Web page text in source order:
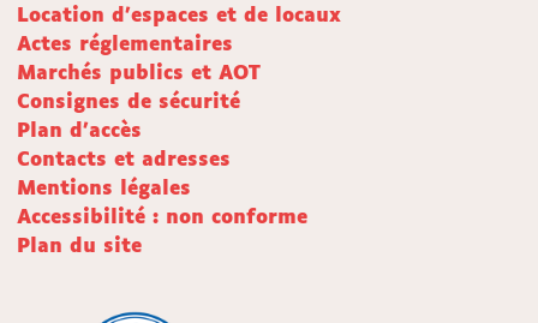
Location d'espaces et de locaux
Actes réglementaires
Marchés publics et AOT
Consignes de sécurité
Plan d'accès
Contacts et adresses
Mentions légales
Accessibilité : non conforme
Plan du site